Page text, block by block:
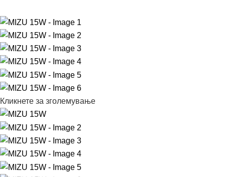
Кликнете за зголемување